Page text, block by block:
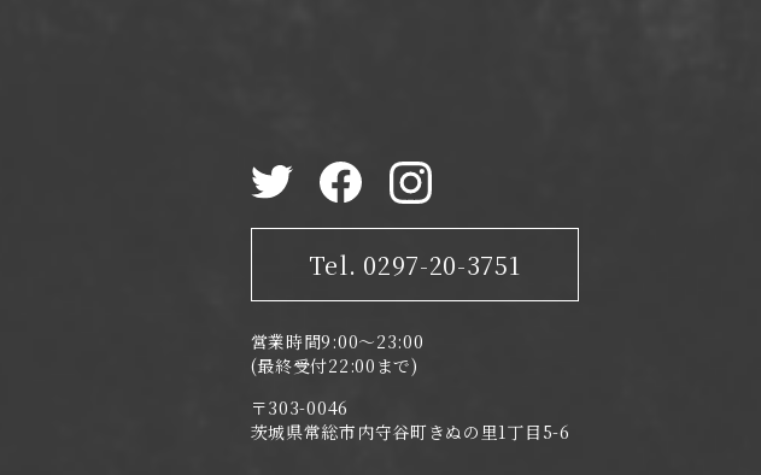
Tel. 0297-20-3751
営業時間9:00～23:00
(最終受付22:00まで)
〒303-0046
茨城県常総市内守谷町きぬの里1丁目5-6